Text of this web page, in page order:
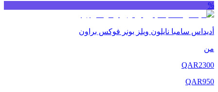
%
أديداس سامبا نايلون ويلز بونر فوكس براون
من
QAR2300
QAR950